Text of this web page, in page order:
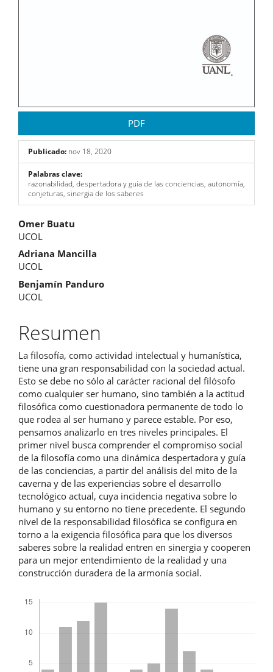
PDF
Publicado: nov 18, 2020
Palabras clave:
razonabilidad, despertadora y guía de las conciencias, autonomía,
conjeturas, sinergia de los saberes
Contenido
principal
del
artículo
Omer Buatu
UCOL
Adriana Mancilla
UCOL
Benjamín Panduro
UCOL
Resumen
La filosofía, como actividad intelectual y humanística,
tiene una gran responsabilidad con la sociedad actual.
Esto se debe no sólo al carácter racional del filósofo
como cualquier ser humano, sino también a la actitud
filosófica como cuestionadora permanente de todo lo
que rodea al ser humano y parece estable. Por eso,
pensamos analizarlo en tres niveles principales. El
primer nivel busca comprender el compromiso social
de la filosofía como una dinámica despertadora y guía
de las conciencias, a partir del análisis del mito de la
caverna y de las experiencias sobre el desarrollo
tecnológico actual, cuya incidencia negativa sobre lo
humano y su entorno no tiene precedente. El segundo
nivel de la responsabilidad filosófica se configura en
torno a la exigencia filosófica para que los diversos
saberes sobre la realidad entren en sinergia y cooperen
para un mejor entendimiento de la realidad y una
construcción duradera de la armonía social.